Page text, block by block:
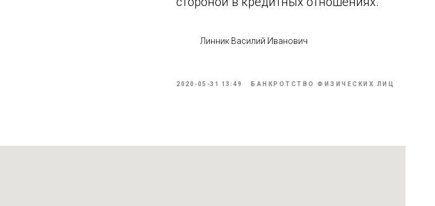
Линник Василий Иванович
2020-05-31 13:49 БАНКРОТСТВО ФИЗИЧЕСКИХ ЛИЦ